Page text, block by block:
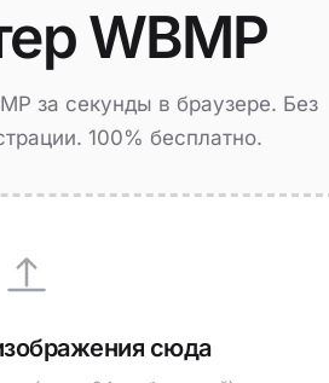
WBMP
за секунды в браузере. Без
100% бесплатно.
сюда